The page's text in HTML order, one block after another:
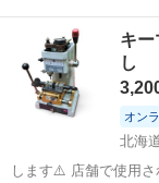
キー
し
オン
北海
します⚠️ 店舗で